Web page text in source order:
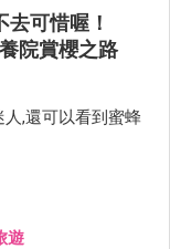
去可惜喔！
院賞櫻之路
,還可以看到蜜蜂
遊